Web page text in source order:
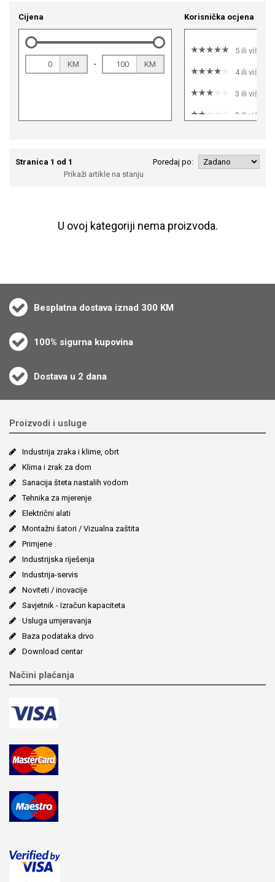
Cijena
KM - KM
Korisnička ocjena
5 ili više
4 ili više
3 ili više
2 ili više
Stranica 1 od 1
Poredaj po:
Prikaži artikle na stanju
U ovoj kategoriji nema proizvoda.
Besplatna dostava iznad 300 KM
100% sigurna kupovina
Dostava u 2 dana
Proizvodi i usluge
Industrija zraka i klime, obrt
Klima i zrak za dom
Sanacija šteta nastalih vodom
Tehnika za mjerenje
Električni alati
Montažni šatori / Vizualna zaštita
Primjene
Industrijska riješenja
Industrija-servis
Noviteti / inovacije
Savjetnik - Izračun kapaciteta
Usluga umjeravanja
Baza podataka drvo
Download centar
Načini plaćanja